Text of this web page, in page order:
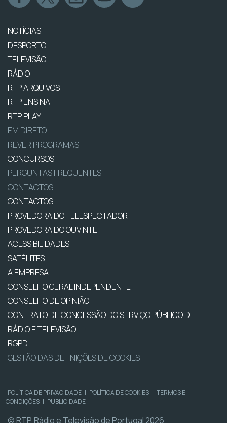
NOTÍCIAS
DESPORTO
TELEVISÃO
RÁDIO
RTP ARQUIVOS
RTP ENSINA
RTP PLAY
EM DIRETO
REVER PROGRAMAS
CONCURSOS
PERGUNTAS FREQUENTES
CONTACTOS
CONTACTOS
PROVEDORA DO TELESPECTADOR
PROVEDORA DO OUVINTE
ACESSIBILIDADES
SATÉLITES
A EMPRESA
CONSELHO GERAL INDEPENDENTE
CONSELHO DE OPINIÃO
CONTRATO DE CONCESSÃO DO SERVIÇO PÚBLICO DE
RÁDIO E TELEVISÃO
RGPD
GESTÃO DAS DEFINIÇÕES DE COOKIES
POLÍTICA DE PRIVACIDADE | POLÍTICA DE COOKIES | TERMOS E
CONDIÇÕES | PUBLICIDADE
© RTP, Rádio e Televisão de Portugal 2026